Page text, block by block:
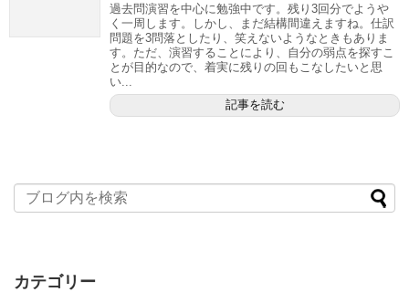
過去問演習を中心に勉強中です。残り3回分でようや
く一周します。しかし、まだ結構間違えますね。仕訳
問題を3問落としたり、笑えないようなときもありま
す。ただ、演習することにより、自分の弱点を探すこ
とが目的なので、着実に残りの回もこなしたいと思
い...
記事を読む
カテゴリー